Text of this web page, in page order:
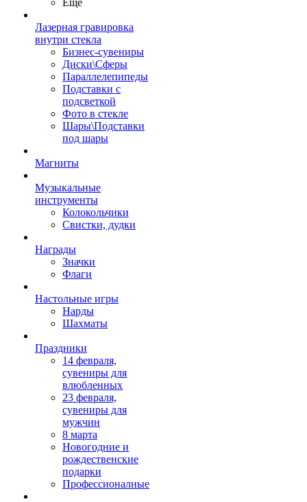
Ещё
Лазерная гравировка
внутри стекла
Бизнес-сувениры
Диски\Сферы
Параллелепипеды
Подставки с
подсветкой
Фото в стекле
Шары\Подставки
под шары
Магниты
Музыкальные
инструменты
Колокольчики
Свистки, дудки
Награды
Значки
Флаги
Настольные игры
Нарды
Шахматы
Праздники
14 февраля,
сувениры для
влюбленных
23 февраля,
сувениры для
мужчин
8 марта
Новогодние и
рождественские
подарки
Профессионалные